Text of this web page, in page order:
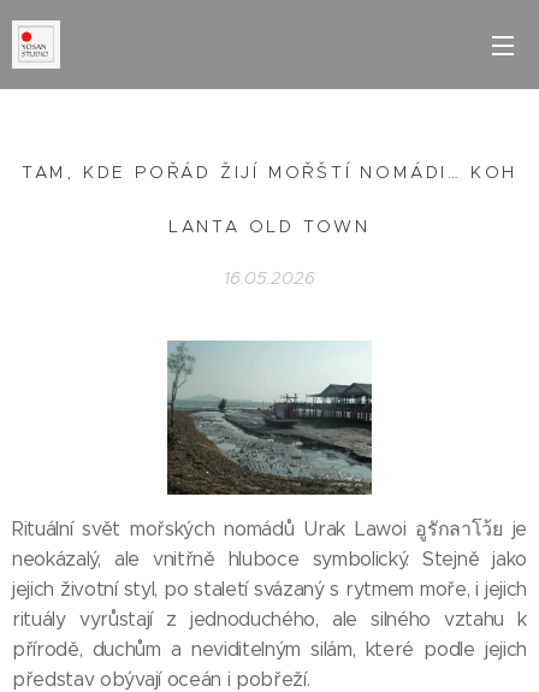
TAM, KDE POŘÁD ŽIJÍ MOŘŠTÍ NOMÁDI… KOH
LANTA OLD TOWN
16.05.2026
Rituální svět mořských nomádů Urak Lawoi อูรักลาโว้ย je
neokázalý, ale vnitřně hluboce symbolický. Stejně jako
jejich životní styl, po staletí svázaný s rytmem moře, i jejich
rituály vyrůstají z jednoduchého, ale silného vztahu k
přírodě, duchům a neviditelným silám, které podle jejich
představ obývají oceán i pobřeží.